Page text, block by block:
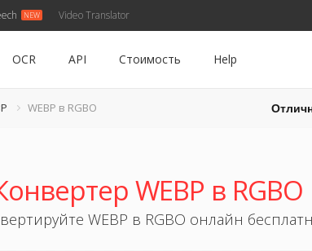
Video Translator
OCR API Стоимость Help
WEBP в RGBO
WEBP в RGBO
WEBP в RGBO онлайн